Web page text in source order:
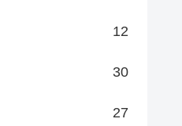
12
30
27